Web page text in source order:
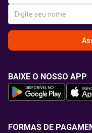
BAIXE O NOSSO APP
FORMAS DE